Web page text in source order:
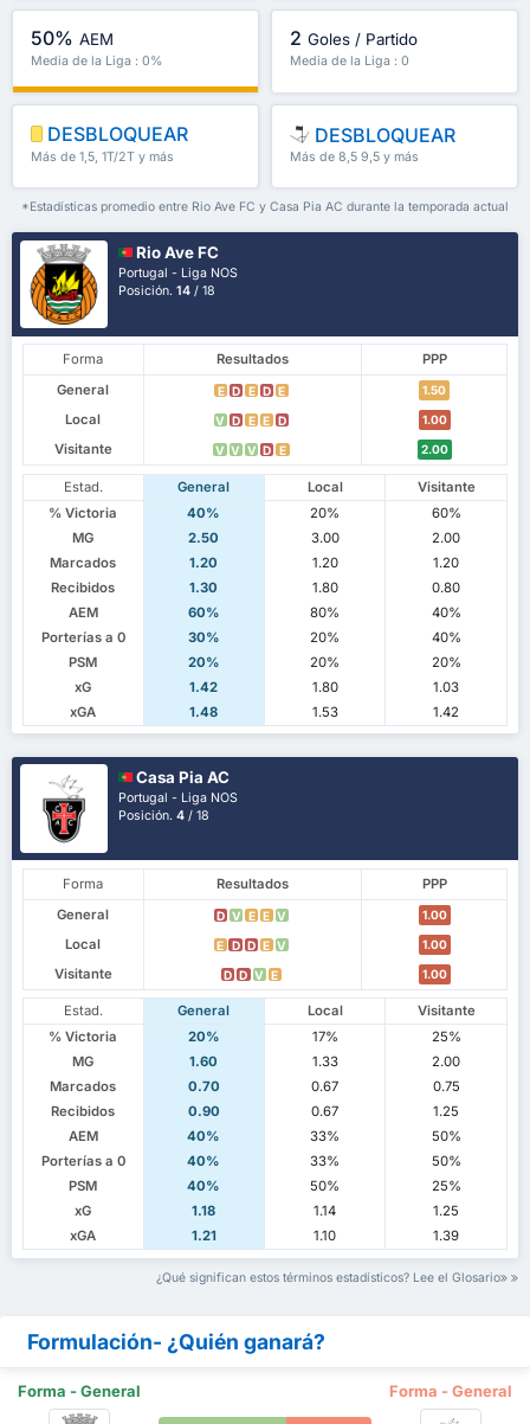
50% AEM
Media de la Liga : 0%
2 Goles / Partido
Media de la Liga : 0
DESBLOQUEAR
Más de 1,5, 1T/2T y más
DESBLOQUEAR
Más de 8,5 9,5 y más
*Estadísticas promedio entre Rio Ave FC y Casa Pia AC durante la temporada actual
Rio Ave FC
Portugal - Liga NOS
Posición.14 / 18
Forma Resultados
PPP
General
E D E D E 1.50
Local V D E E D 1.00
Visitante V V V D E 2.00
Estad. General Local
Visitante
% Victoria
40% 20%
60%
MG
2.50 3.00
2.00
Marcados
1.20 1.20
1.20
Recibidos
1.30 1.80
0.80
AEM
60% 80%
40%
Porterías a 0
30% 20%
40%
PSM
20% 20%
20%
xG
1.42 1.80
1.03
xGA
1.48 1.53 1.42
Casa Pia AC
Portugal - Liga NOS
Posición.4 / 18
Forma Resultados
PPP
General
D V E E V 1.00
Local E D D E V 1.00
Visitante D D V E 1.00
Estad. General Local
Visitante
% Victoria
20% 17%
25%
MG
1.60 1.33
2.00
Marcados
0.70 0.67
0.75
Recibidos
0.90 0.67
1.25
AEM
40% 33%
50%
Porterías a 0
40% 33%
50%
PSM
40% 50%
25%
xG
1.18 1.14
1.25
xGA
1.21 1.10 1.39
¿Qué significan estos términos estadísticos? Lee el Glosario
Formulación- ¿Quién ganará?
Forma - General Forma - General